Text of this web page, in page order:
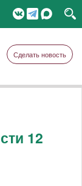
Сделать новость
12